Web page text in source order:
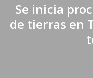
Se inicia
de tierras en